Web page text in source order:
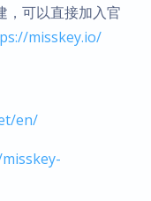
，可以直接加入官
misskey.io/
en/